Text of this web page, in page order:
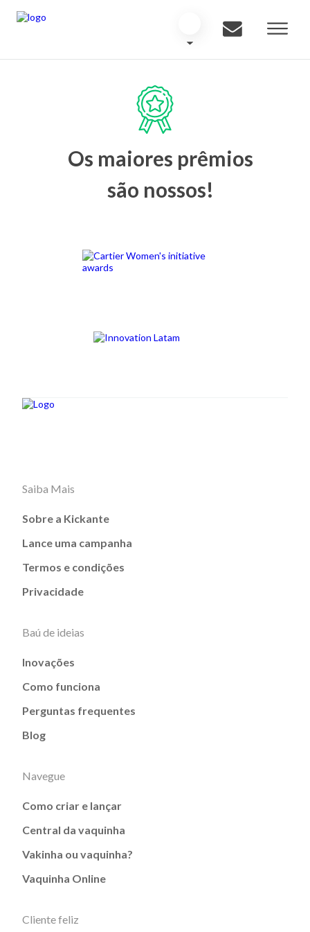
Os maiores prêmios
são nossos!
Saiba Mais
Sobre a Kickante
Lance uma campanha
Termos e condições
Privacidade
Baú de ideias
Inovações
Como funciona
Perguntas frequentes
Blog
Navegue
Como criar e lançar
Central da vaquinha
Vakinha ou vaquinha?
Vaquinha Online
Cliente feliz